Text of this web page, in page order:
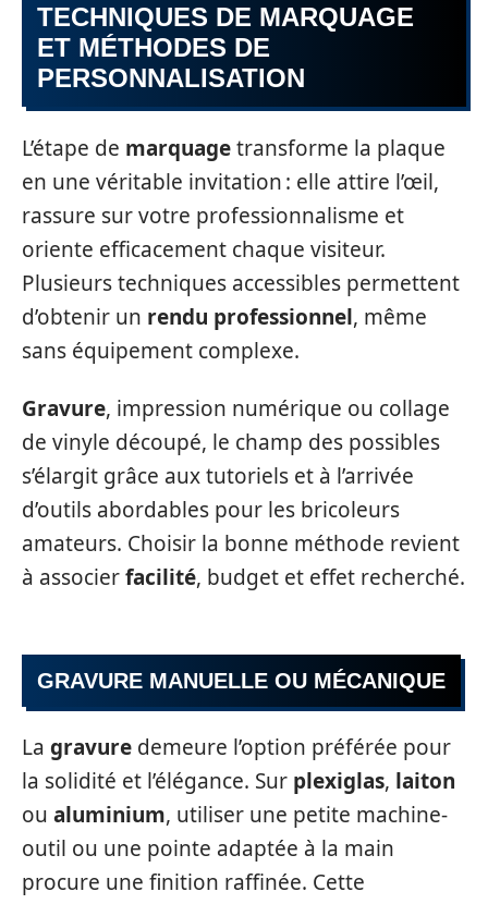
TECHNIQUES DE MARQUAGE
ET MÉTHODES DE
PERSONNALISATION
L’étape de marquagetransforme la plaque
en une véritable invitation : elle attire l’œil,
rassure sur votre professionnalisme et
oriente efficacement chaque visiteur.
Plusieurs techniques accessibles permettent
d’obtenir un rendu professionnel, même
sans équipement complexe.
Gravure, impression numérique ou collage
de vinyle découpé, le champ des possibles
s’élargit grâce aux tutoriels et à l’arrivée
d’outils abordables pour les bricoleurs
amateurs. Choisir la bonne méthode revient
à associerfacilité, budget et effet recherché.
GRAVURE MANUELLE OU MÉCANIQUE
La gravure demeure l’option préférée pour
la solidité et l’élégance. Sur plexiglas, laiton
ou aluminium, utiliser une petite machine-
outil ou une pointe adaptée à la main
procure une finition raffinée. Cette